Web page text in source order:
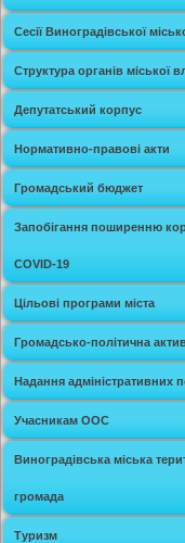
Сесії Виноградівської
Структура органів міської
Депутатський корпус
Нормативно-правові акти
Громадський бюджет
Запобігання поширенню
COVID-19
Цільові програми міста
Громадсько-політична
Надання адміністративних
Учасникам ООС
Виноградівська міська
громада
Туризм